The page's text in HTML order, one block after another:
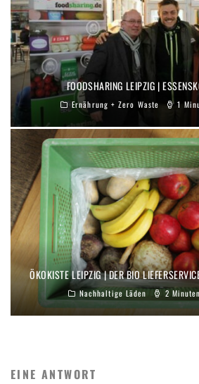
FOODSHARING LEIPZIG |
Ernährung + Zero Waste 1
ÖKOKISTE LEIPZIG | DER BIO
Nachhaltige Läden 2
EINE ANTWORT